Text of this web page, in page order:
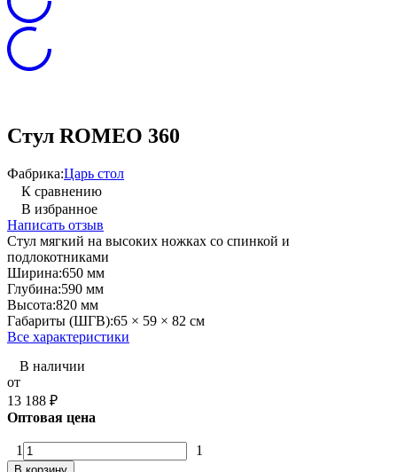
Стул ROMEO 360
Фабрика:Царь стол
К сравнению
В избранное
Написать отзыв
Стул мягкий на высоких ножках со спинкой и
подлокотниками
Ширина:650 мм
Глубина:590 мм
Высота:820 мм
Габариты (ШГВ):65 × 59 × 82 см
Все характеристики
В наличии
от
13 188 ₽
Оптовая цена
1 1